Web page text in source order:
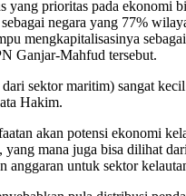
yang prioritas pada ekonomi
negara yang 77%
mengkapitalisasinya
Ganjar-Mahfud tersebut.
sektor maritim) sangat
Hakim.
akan potensi ekonomi
yang mana juga bisa dilihat
anggaran untuk sektor